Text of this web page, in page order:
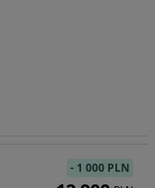
- 1 000 PLN